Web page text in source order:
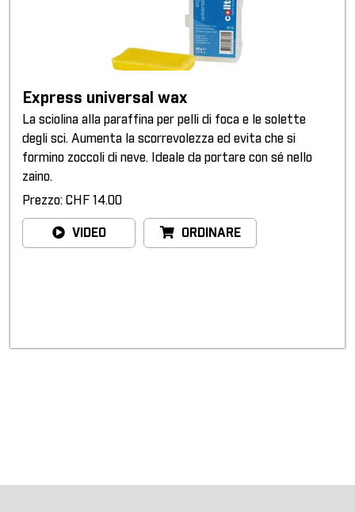
Express universal wax
La sciolina alla paraffina per pelli di foca e le solette
degli sci. Aumenta la scorrevolezza ed evita che si
formino zoccoli di neve. Ideale da portare con sé nello
zaino.
Prezzo: CHF 14.00
VIDEO ORDINARE